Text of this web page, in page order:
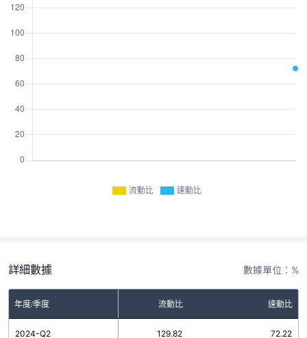
流動比 速動比
詳細數據 數據單位：%
年度/季度 流動比 速動比
2024-Q2 129.82 72.22